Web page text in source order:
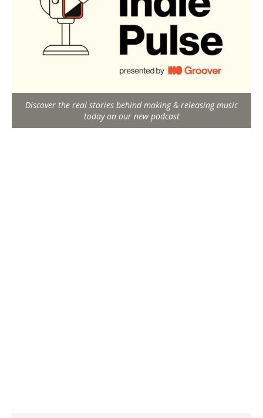
Discover the real stories behind making & releasing music
today on our new podcast